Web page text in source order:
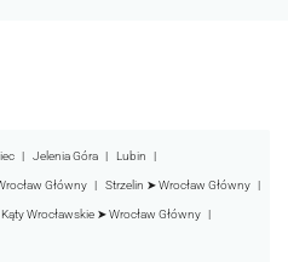
Jelenia Góra Lubin
Główny Strzelin ➤ Wrocław Główny
Kąty Wrocławskie ➤ Wrocław Główny